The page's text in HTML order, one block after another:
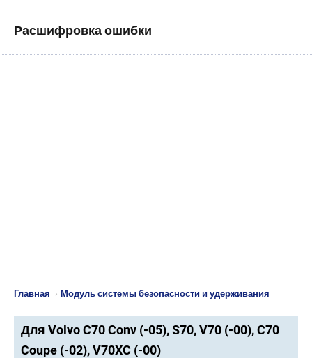
Расшифровка ошибки
Главная › Модуль системы безопасности и удерживания
Для Volvo C70 Conv (-05), S70, V70 (-00), C70
Coupe (-02), V70XC (-00)